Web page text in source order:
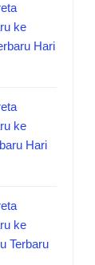
ke
Hari
ke
Hari
ke
Terbaru